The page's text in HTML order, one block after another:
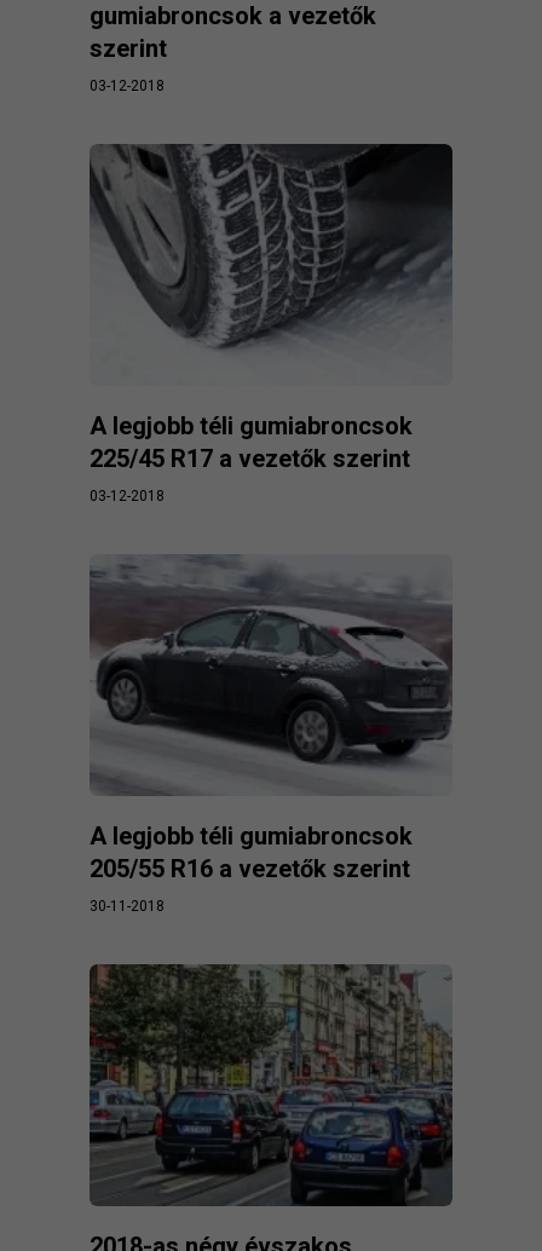
gumiabroncsok a vezetők
szerint
03-12-2018
A legjobb téli gumiabroncsok
225/45 R17 a vezetők szerint
03-12-2018
A legjobb téli gumiabroncsok
205/55 R16 a vezetők szerint
30-11-2018